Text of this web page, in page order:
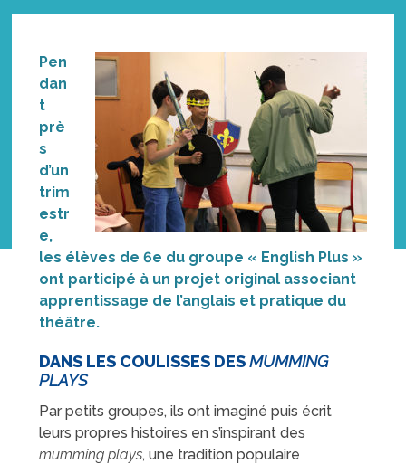
Pen
dan
t
prè
s
d’un
trim
estr
e,
les élèves de 6e du groupe « English Plus »
ont participé à un projet original associant
apprentissage de l’anglais et pratique du
théâtre.
DANS LES COULISSES DESMUMMING
PLAYS
Par petits groupes, ils ont imaginé puis écrit
leurs propres histoires en s’inspirant des
mumming plays, une tradition populaire